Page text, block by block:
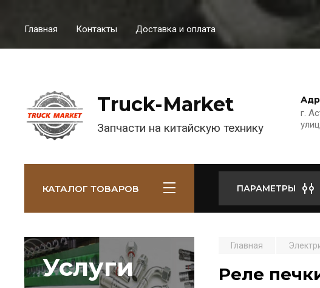
Главная Контакты Доставка и оплата
Truck-Market
Запчасти на китайскую технику
г.
КАТАЛОГ ТОВАРОВ ПАРАМЕТРЫ
Услуги
Главная
Реле